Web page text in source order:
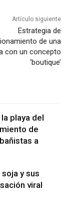
Artículo siguiente
Estrategia de
de una
con un concepto
‘boutique’
playa del
de
a
y sus
viral